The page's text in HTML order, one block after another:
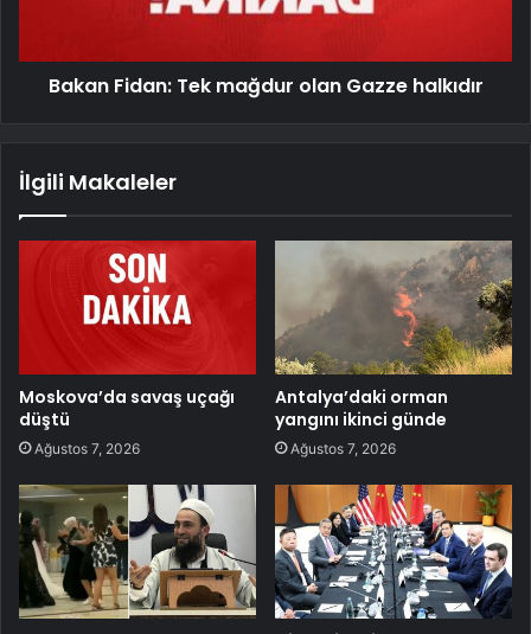
Bakan Fidan: Tek mağdur olan Gazze halkıdır
İlgili Makaleler
Moskova’da savaş uçağı
düştü
Ağustos 7, 2026
Antalya’daki orman
yangını ikinci günde
Ağustos 7, 2026